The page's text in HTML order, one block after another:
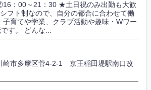
：00～21：30 ★土日祝のみ出勤も大歓
フト制なので、自分の都合に合わせて働
子育てや学業、クラブ活動や趣味・Wワー
す。 どんな...
崎市多摩区菅4-2-1 京王稲田堤駅南口改